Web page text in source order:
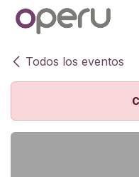
Ir al contenido
Todos los eventos